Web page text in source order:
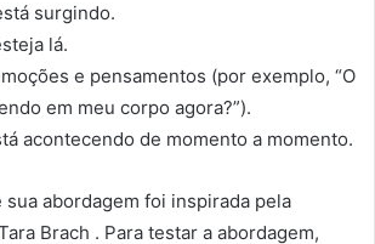
surgindo.
lá.
e pensamentos (por exemplo, “O
em meu corpo agora?”).
acontecendo de momento a momento.
abordagem foi inspirada pela
Brach . Para testar a abordagem,